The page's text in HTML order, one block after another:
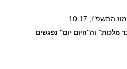
התשפ"ו, 10:17
מלכות" וה"היום יום" נפגשים